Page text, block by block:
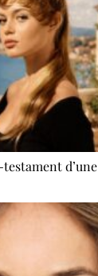
d’une